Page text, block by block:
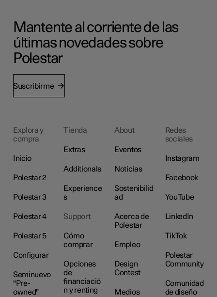
Mantente al corriente de las
últimas novedades sobre
Polestar
Suscribirme
Explora y
compra
Inicio
Polestar 2
Polestar 3
Polestar 4
Polestar 5
Configurar
Seminuevo
"Pre-
owned"
Tienda
Extras
Additionals
Experience
s
Support
Cómo
comprar
Opciones
de
financiació
n y renting
About
Eventos
Noticias
Sostenibilid
ad
Acerca de
Polestar
Empleo
Design
Contest
Medios
Redes
sociales
Instagram
Facebook
YouTube
LinkedIn
TikTok
Polestar
Community
Comunidad
de diseño